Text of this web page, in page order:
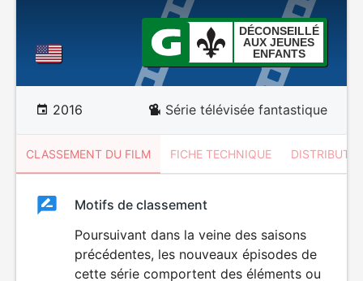
DÉCONSEILLÉ
AUX JEUNES
ENFANTS
2016 Série télévisée fantastique
CLASSEMENT DU FILM FICHE TECHNIQUE
ClassementClassement
DÉCONSEILLÉ
AUX JEUNES
ENFANTS
Motifs de classement
Poursuivant dans la veine des saisons
précédentes, les nouveaux épisodes de
cette série comportent des éléments ou